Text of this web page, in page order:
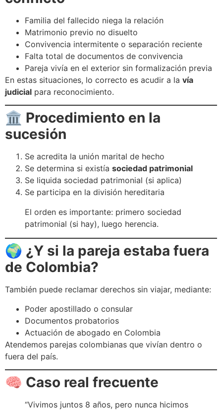
Familia del fallecido niega la relación
Matrimonio previo no disuelto
Convivencia intermitente o separación reciente
Falta total de documentos de convivencia
Pareja vivía en el exterior sin formalización previa
En estas situaciones, lo correcto es acudir a la vía
judicial para reconocimiento.
🏛️ Procedimiento en la
sucesión
Se acredita la unión marital de hecho
Se determina si existía sociedad patrimonial
Se liquida sociedad patrimonial (si aplica)
Se participa en la división hereditaria
El orden es importante: primero sociedad
patrimonial (si hay), luego herencia.
🌍 ¿Y si la pareja estaba fuera
de Colombia?
También puede reclamar derechos sin viajar, mediante:
Poder apostillado o consular
Documentos probatorios
Actuación de abogado en Colombia
Atendemos parejas colombianas que vivían dentro o
fuera del país.
🧠 Caso real frecuente
“Vivimos juntos 8 años, pero nunca hicimos